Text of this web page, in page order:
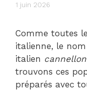
1 juin 2026
Comme toutes
italienne, le
italien
trouvons ces
préparés avec